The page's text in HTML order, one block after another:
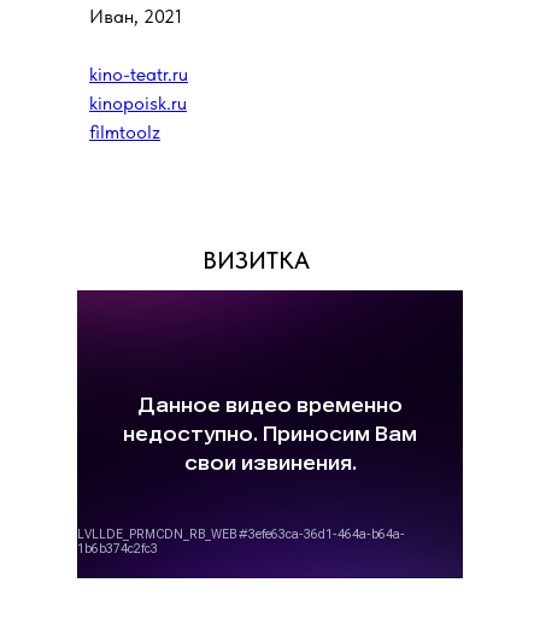
ВИЗИТКА
Иван, 2021
kino-teatr.ru
kinopoisk.ru
filmtoolz